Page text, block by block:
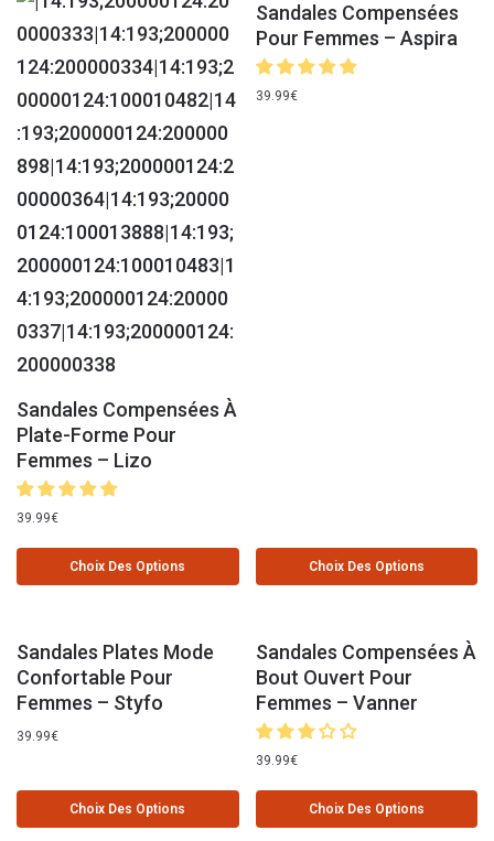
Sandales Compensées À
Plate-Forme Pour
Femmes – Lizo
39.99€
Choix Des Options
Sandales Compensées
Pour Femmes – Aspira
39.99€
Choix Des Options
Sandales Plates Mode
Confortable Pour
Femmes – Styfo
39.99€
Choix Des Options
Sandales Compensées À
Bout Ouvert Pour
Femmes – Vanner
39.99€
Choix Des Options